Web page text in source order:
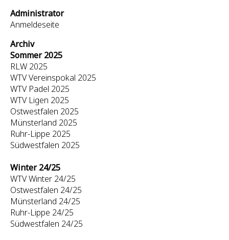
Administrator
Anmeldeseite
Archiv
Sommer 2025
RLW 2025
WTV Vereinspokal 2025
WTV Padel 2025
WTV Ligen 2025
Ostwestfalen 2025
Münsterland 2025
Ruhr-Lippe 2025
Südwestfalen 2025
Winter 24/25
WTV Winter 24/25
Ostwestfalen 24/25
Münsterland 24/25
Ruhr-Lippe 24/25
Südwestfalen 24/25